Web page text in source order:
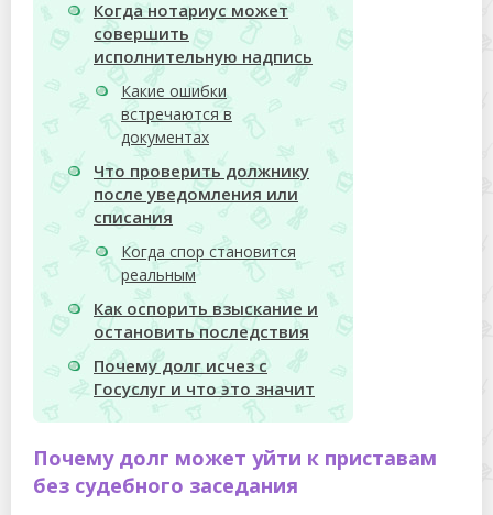
Когда нотариус может
совершить
исполнительную надпись
Какие ошибки
встречаются в
документах
Что проверить должнику
после уведомления или
списания
Когда спор становится
реальным
Как оспорить взыскание и
остановить последствия
Почему долг исчез с
Госуслуг и что это значит
Почему долг может уйти к приставам
без судебного заседания